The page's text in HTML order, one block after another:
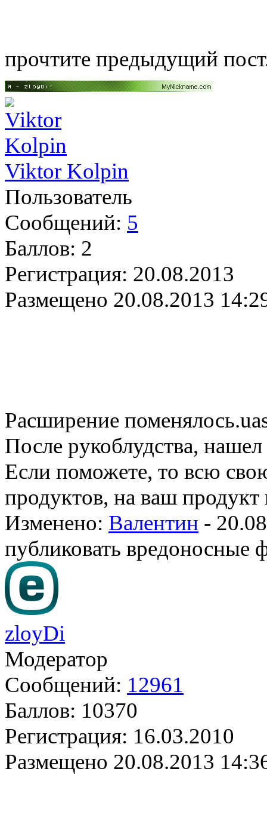
прочтите предыдущий
Viktor Kolpin
Пользователь
Сообщений: 5
Баллов: 2
Регистрация: 20.08.2013
Размещено 20.08.2013
Расширение поменялось
После рукоблудства,
Если поможете, то всю
продуктов, на ваш
Изменено: Валентин -
публиковать вредоносные
zloyDi
Модератор
Сообщений: 12961
Баллов: 10370
Регистрация: 16.03.2010
Размещено 20.08.2013